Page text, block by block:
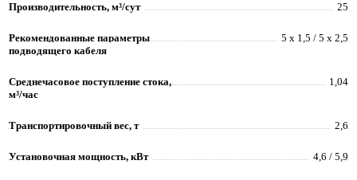
Производительность, м³/сут 25
Рекомендованные параметры
подводящего кабеля
5 х 1,5 / 5 х 2,5
Среднечасовое поступление стока,
м³/час
1,04
Транспортировочный вес, т 2,6
Установочная мощность, кВт 4,6 / 5,9